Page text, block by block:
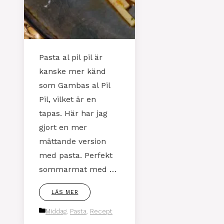
Pasta al pil pil är
kanske mer känd
som Gambas al Pil
Pil, vilket är en
tapas. Här har jag
gjort en mer
mättande version
med pasta. Perfekt
sommarmat med …
LÄS MER
Kategorier
Middag, Pasta, Recept